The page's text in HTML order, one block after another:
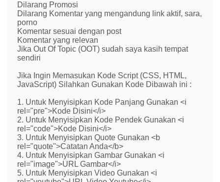
Dilarang Promosi
Dilarang Komentar yang mengandung link aktif, sara,
porno
Komentar sesuai dengan post
Komentar yang relevan
Jika Out Of Topic (OOT) sudah saya kasih tempat
sendiri
Jika Ingin Memasukan Kode Script (CSS, HTML,
JavaScript) Silahkan Gunakan Kode Dibawah ini :
1. Untuk Menyisipkan Kode Panjang Gunakan <i
rel="pre">Kode Disini</i>
2. Untuk Menyisipkan Kode Pendek Gunakan <i
rel="code">Kode Disini</i>
3. Untuk Menyisipkan Quote Gunakan <b
rel="quote">Catatan Anda</b>
4. Untuk Menyisipkan Gambar Gunakan <i
rel="image">URL Gambar</i>
5. Untuk Menyisipkan Video Gunakan <i